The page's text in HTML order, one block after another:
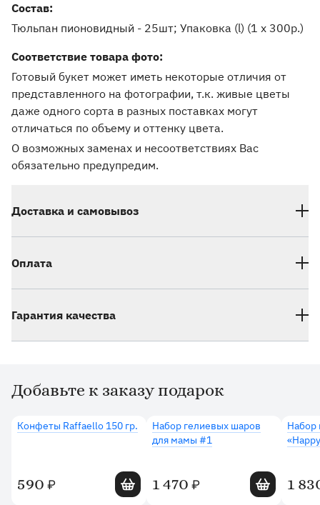
Состав:
Тюльпан пионовидный - 25шт; Упаковка (l) (1 х 300р.)
Соответствие товара фото:
Готовый букет может иметь некоторые отличия от
представленного на фотографии, т.к. живые цветы
даже одного сорта в разных поставках могут
отличаться по объему и оттенку цвета.
О возможных заменах и несоответствиях Вас
обязательно предупредим.
Доставка и самовывоз
Оплата
Гарантия качества
Дополнительные товары
Добавьте к заказу подарок
Конфеты Raffaello 150 гр.
590 ₽ Добавить в корзину
Набор гелиевых шаров
для мамы #1
1 470 ₽ Добавить в
Набор
1